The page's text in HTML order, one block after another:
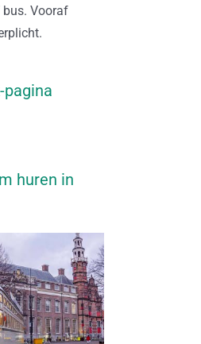
Vooraf
pagina
huren in